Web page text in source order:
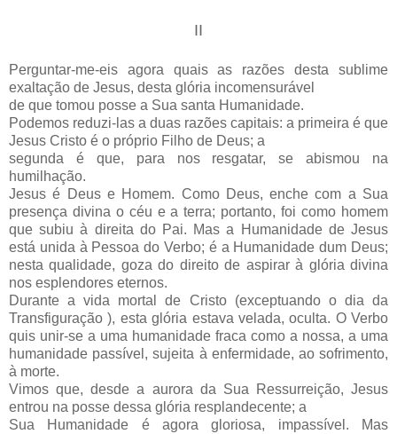
II
Perguntar-me-eis agora quais as razões desta sublime
exaltação de Jesus, desta glória incomensurável
de que tomou posse a Sua santa Humanidade.
Podemos reduzi-las a duas razões capitais: a primeira é que
Jesus Cristo é o próprio Filho de Deus; a
segunda é que, para nos resgatar, se abismou na
humilhação.
Jesus é Deus e Homem. Como Deus, enche com a Sua
presença divina o céu e a terra; portanto, foi como homem
que subiu à direita do Pai. Mas a Humanidade de Jesus
está unida à Pessoa do Verbo; é a Humanidade dum Deus;
nesta qualidade, goza do direito de aspirar à glória divina
nos esplendores eternos.
Durante a vida mortal de Cristo (exceptuando o dia da
Transfiguração ), esta glória estava velada, oculta. O Verbo
quis unir-se a uma humanidade fraca como a nossa, a uma
humanidade passível, sujeita à enfermidade, ao sofrimento,
à morte.
Vimos que, desde a aurora da Sua Ressurreição, Jesus
entrou na posse dessa glória resplandecente; a
Sua Humanidade é agora gloriosa, impassível. Mas